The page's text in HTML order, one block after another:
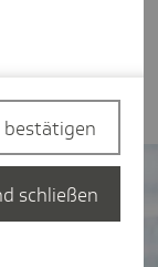
zeigt
bestätigen
schließen